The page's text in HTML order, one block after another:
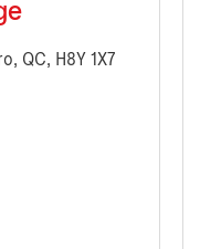
QC, H8Y 1X7